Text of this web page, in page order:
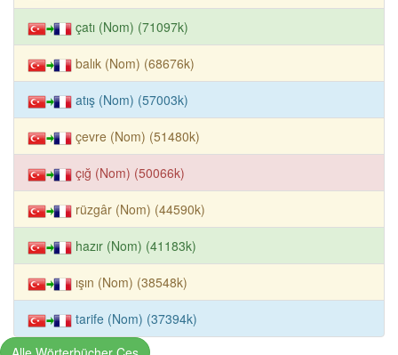
çatı (Nom) (71097k)
balık (Nom) (68676k)
atış (Nom) (57003k)
çevre (Nom) (51480k)
çığ (Nom) (50066k)
rüzgâr (Nom) (44590k)
hazır (Nom) (41183k)
ışın (Nom) (38548k)
tarife (Nom) (37394k)